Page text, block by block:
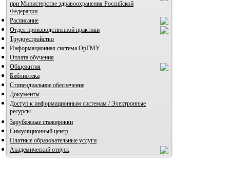
при Министерстве здравоохранения Российской
Федерации
Расписание
Отдел производственной практики
Трудоустройство
Информационная система ОрГМУ
Оплата обучения
Общежития
Библиотека
Стипендиальное обеспечение
Документы
Доступ к информационным системам / Электронные
ресурсы
Зарубежные стажировки
Симуляционный центр
Платные образовательные услуги
Академический отпуск